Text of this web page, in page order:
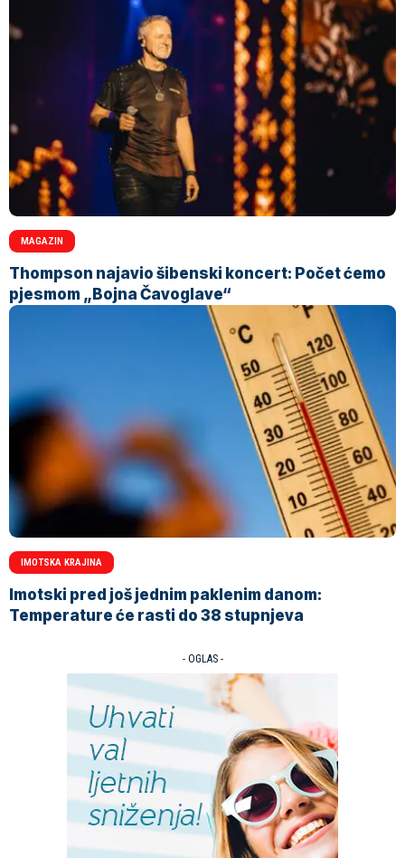
MAGAZIN
Thompson najavio šibenski koncert: Počet ćemo
pjesmom „Bojna Čavoglave“
IMOTSKA KRAJINA
Imotski pred još jednim paklenim danom:
Temperature će rasti do 38 stupnjeva
- OGLAS -